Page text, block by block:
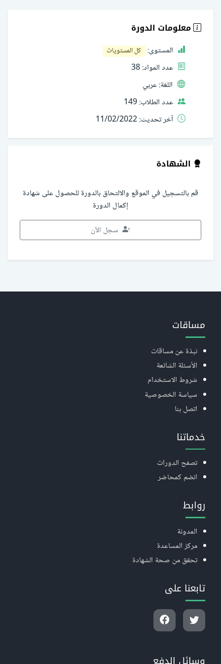
معلومات الدورة
المستوى: كل المستويات
عدد المواد:38
اللغة:عربي
عدد الطلاب:149
آخر تحديث:11/02/2022
الشهادة
قم بالتسجيل في الموقع والالتحاق بالدورة للحصول على شهادة
إكمال الدورة
سجل الآن
مساقات
نبذة عن مساقات
الأسئلة الشائعة
شروط الاستخدام
سياسة الخصوصية
اتصل بنا
خدماتنا
تصفح الدورات
انضم كمحاضر
روابط
المدونة
مركز المساعدة
تحقق من صحة الشهادة
تابعنا على